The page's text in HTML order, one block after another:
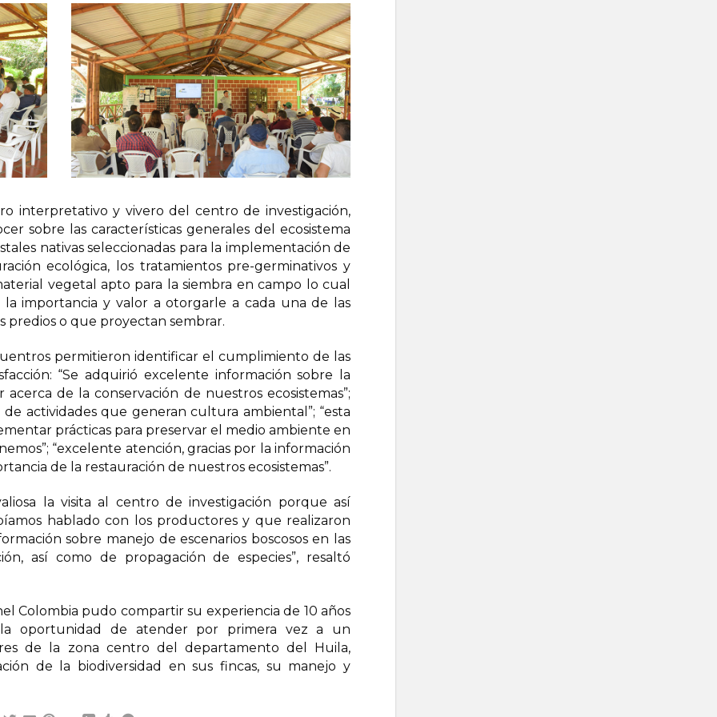
interpretativo y vivero del centro de investigación,
sobre las características generales del ecosistema
nativas seleccionadas para la implementación de
ecológica, los tratamientos pre-germinativos y
vegetal apto para la siembra en campo lo cual
importancia y valor a otorgarle a cada una de las
predios o que proyectan sembrar.
permitieron identificar el cumplimiento de las
“Se adquirió excelente información sobre la
de la conservación de nuestros ecosistemas”;
actividades que generan cultura ambiental”; “esta
prácticas para preservar el medio ambiente en
“excelente atención, gracias por la información
de la restauración de nuestros ecosistemas”.
la visita al centro de investigación porque así
hablado con los productores y que realizaron
sobre manejo de escenarios boscosos en las
así como de propagación de especies”, resaltó
Colombia pudo compartir su experiencia de 10 años
oportunidad de atender por primera vez a un
de la zona centro del departamento del Huila,
de la biodiversidad en sus fincas, su manejo y